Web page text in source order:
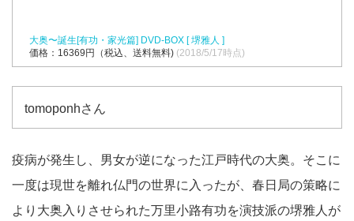
大奥〜誕生[有功・家光篇] DVD-BOX [ 堺雅人 ]
価格：16369円（税込、送料無料) (2018/5/17時点)
tomoponhさん
疫病が発生し、男女が逆になった江戸時代の大奥。そこに
一度は現世を離れ仏門の世界に入ったが、春日局の策略に
より大奥入りさせられた万里小路有功を演技派の堺雅人が